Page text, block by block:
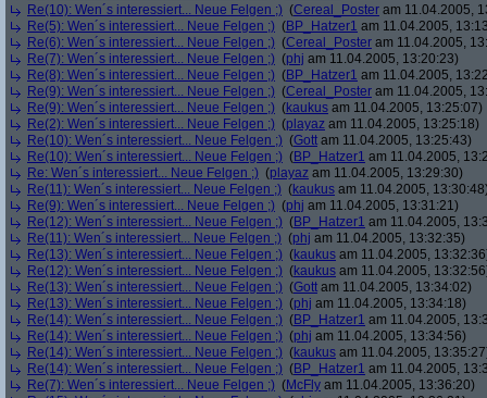
Re(10): Wen´s interessiert... Neue Felgen ;) (Cereal_Poster am 11.04.2005,
Re(5): Wen´s interessiert... Neue Felgen ;) (BP_Hatzer1 am 11.04.2005,
Re(6): Wen´s interessiert... Neue Felgen ;) (Cereal_Poster am 11.04.2005,
Re(7): Wen´s interessiert... Neue Felgen ;) (phj am 11.04.2005, 13:20:23)
Re(8): Wen´s interessiert... Neue Felgen ;) (BP_Hatzer1 am 11.04.2005,
Re(9): Wen´s interessiert... Neue Felgen ;) (Cereal_Poster am 11.04.2005,
Re(9): Wen´s interessiert... Neue Felgen ;) (kaukus am 11.04.2005, 13:25:07)
Re(2): Wen´s interessiert... Neue Felgen ;) (playaz am 11.04.2005, 13:25:18)
Re(10): Wen´s interessiert... Neue Felgen ;) (Gott am 11.04.2005, 13:25:43)
Re(10): Wen´s interessiert... Neue Felgen ;) (BP_Hatzer1 am 11.04.2005,
Re: Wen´s interessiert... Neue Felgen ;) (playaz am 11.04.2005, 13:29:30)
Re(11): Wen´s interessiert... Neue Felgen ;) (kaukus am 11.04.2005,
Re(9): Wen´s interessiert... Neue Felgen ;) (phj am 11.04.2005, 13:31:21)
Re(12): Wen´s interessiert... Neue Felgen ;) (BP_Hatzer1 am 11.04.2005,
Re(11): Wen´s interessiert... Neue Felgen ;) (phj am 11.04.2005, 13:32:35)
Re(13): Wen´s interessiert... Neue Felgen ;) (kaukus am 11.04.2005,
Re(12): Wen´s interessiert... Neue Felgen ;) (kaukus am 11.04.2005,
Re(13): Wen´s interessiert... Neue Felgen ;) (Gott am 11.04.2005, 13:34:02)
Re(13): Wen´s interessiert... Neue Felgen ;) (phj am 11.04.2005, 13:34:18)
Re(14): Wen´s interessiert... Neue Felgen ;) (BP_Hatzer1 am 11.04.2005,
Re(14): Wen´s interessiert... Neue Felgen ;) (phj am 11.04.2005, 13:34:56)
Re(14): Wen´s interessiert... Neue Felgen ;) (kaukus am 11.04.2005,
Re(14): Wen´s interessiert... Neue Felgen ;) (BP_Hatzer1 am 11.04.2005,
Re(7): Wen´s interessiert... Neue Felgen ;) (McFly am 11.04.2005, 13:36:20)